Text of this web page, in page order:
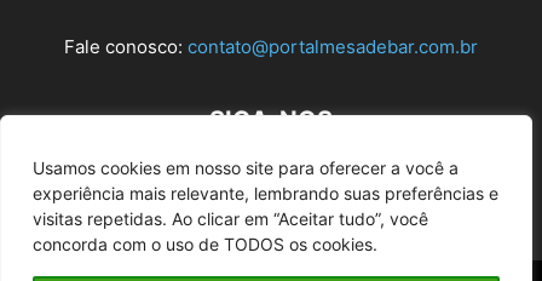
Usamos cookies em nosso site para oferecer a você a
experiência mais relevante, lembrando suas preferências e
visitas repetidas. Ao clicar em “Aceitar tudo”, você
concorda com o uso de TODOS os cookies.
Fale conosco: contato@portalmesadebar.com.br
SIGA-NOS